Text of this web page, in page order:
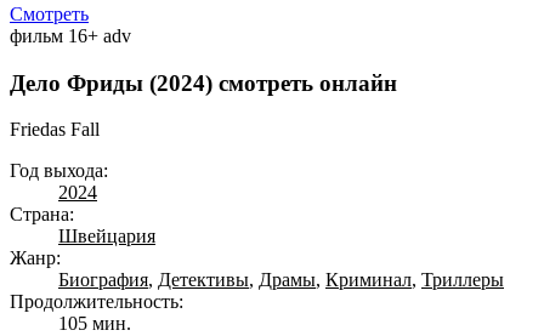
Смотреть
фильм 16+ adv
Дело Фриды (2024) смотреть онлайн
Friedas Fall
Год выхода:
2024
Страна:
Швейцария
Жанр:
Биография, Детективы, Драмы, Криминал, Триллеры
Продолжительность:
105 мин.